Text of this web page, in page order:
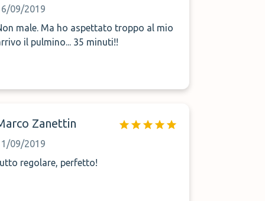
09/2019
Ma ho aspettato troppo al mio
il pulmino... 35 minuti!!
Zanettin
09/2019
regolare, perfetto!